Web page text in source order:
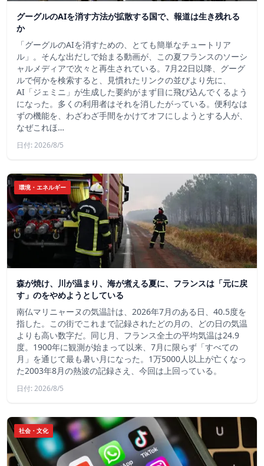
グーグルのAIを消す方法が拡散する国で、報道は生き残れる
か
「グーグルのAIを消すための、とても簡単なチュートリア
ル」。そんな出だしで始まる動画が、この夏フランスのソーシ
ャルメディアで次々と再生されている。7月22日以降、グーグ
ルで何かを検索すると、見慣れたリンクの並びより先に、
AI「ジェミニ」が生成した要約がまず目に飛び込んでくるよう
になった。多くの利用者はそれを消したがっている。便利なは
ずの機能を、わざわざ手間をかけてオフにしようとする人が、
なぜこれほ…
日付: 2026/8/5
環境・エネルギー
森が焼け、川が温まり、海が煮える夏に、フランスは「元に戻
す」のをやめようとしている
南仏マリニャーヌの気温計は、2026年7月のある日、40.5度を
指した。この街でこれまで記録されたどの月の、どの日の気温
よりも高い数字だ。同じ月、フランス全土の平均気温は24.9
度。1900年に観測が始まって以来、7月に限らず「すべての
月」を通じて最も暑い月になった。1万5000人以上が亡くなっ
た2003年8月の熱波の記録さえ、今回は上回っている。
日付: 2026/8/5
社会・文化